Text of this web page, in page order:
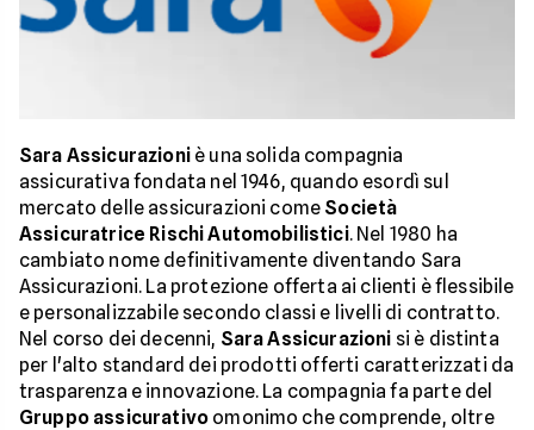
Sara Assicurazioniè una solida compagnia
assicurativa fondata nel 1946, quando esordì sul
mercato delle assicurazioni come Società
Assicuratrice Rischi Automobilistici. Nel 1980 ha
cambiato nome definitivamente diventando Sara
Assicurazioni. La protezione offerta ai clienti è flessibile
e personalizzabile secondo classi e livelli di contratto.
Nel corso dei decenni, Sara Assicurazioni si è distinta
per l'alto standard dei prodotti offerti caratterizzati da
trasparenza e innovazione. La compagnia fa parte del
Gruppo assicurativo omonimo che comprende, oltre